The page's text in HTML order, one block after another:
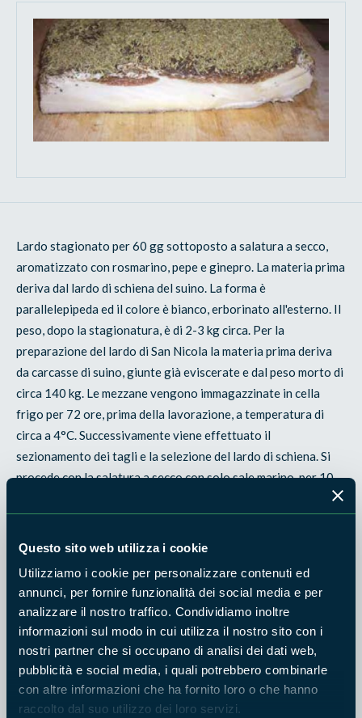
Questo sito web utilizza i cookie
Utilizziamo i cookie per personalizzare contenuti ed
annunci, per fornire funzionalità dei social media e per
analizzare il nostro traffico. Condividiamo inoltre
informazioni sul modo in cui utilizza il nostro sito con i
nostri partner che si occupano di analisi dei dati web,
pubblicità e social media, i quali potrebbero combinarle
con altre informazioni che ha fornito loro o che hanno
raccolto dal suo utilizzo dei loro servizi.
Lardo stagionato per 60 gg sottoposto a salatura a secco,
aromatizzato con rosmarino, pepe e ginepro. La materia prima
deriva dal lardo di schiena del suino. La forma è
parallelepipeda ed il colore è bianco, erborinato all'esterno. Il
peso, dopo la stagionatura, è di 2-3 kg circa. Per la
preparazione del lardo di San Nicola la materia prima deriva
da carcasse di suino, giunte già eviscerate e dal peso morto di
circa 140 kg. Le mezzane vengono immagazzinate in cella
frigo per 72 ore, prima della lavorazione, a temperatura di
circa a 4°C. Successivamente viene effettuato il
sezionamento dei tagli e la selezione del lardo di schiena. Si
procede con la salatura a secco con solo sale marino, per 10
pepe e ginepro. Non sono previsti additivi alimentari.
Il lardo di San Nicola nasce da un'antica ricetta tramandata
oralmente di padre in figlio. Non si conosce il periodo preciso
al quale attribuire le origini di tale produzione. Nei racconti
degli anziani del posto resta vivo il ricordo dei
festeggiamenti in occasione dell'uccisione del maiale. C'è chi
fa risalire la preparazione del lardo di San Nicola al primo
Novecento, chi dice ancora prima e addirittura chi afferma